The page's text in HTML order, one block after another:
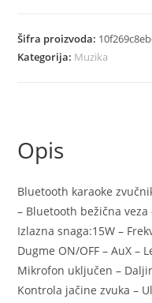
Šifra proizvoda:
Kategorija: Muzika
Opis
Bluetooth karaoke
– Bluetooth bežična
Izlazna snaga:15W –
Dugme ON/OFF – AuX –
Mikrofon uključen –
Kontrola jačine zvuka –